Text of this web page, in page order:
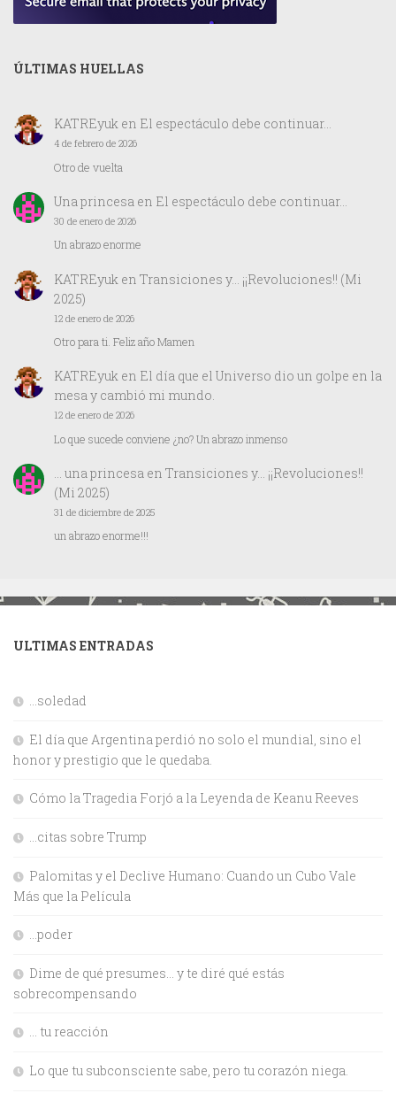
ÚLTIMAS HUELLAS
KATREyuken El espectáculo debe continuar…
4 de febrero de 2026
Otro de vuelta
Una princesaen El espectáculo debe continuar…
30 de enero de 2026
Un abrazo enorme
KATREyuk en Transiciones y… ¡¡Revoluciones!! (Mi
2025)
12 de enero de 2026
Otro para ti. Feliz año Mamen
KATREyuken El día que el Universo dio un golpe en la
mesa y cambió mi mundo.
12 de enero de 2026
Lo que sucede conviene ¿no? Un abrazo inmenso
… una princesaen Transiciones y… ¡¡Revoluciones!!
(Mi 2025)
31 de diciembre de 2025
un abrazo enorme!!!
ULTIMAS ENTRADAS
…soledad
El día que Argentina perdió no solo el mundial, sino el
honor y prestigio que le quedaba.
Cómo la Tragedia Forjó a la Leyenda de Keanu Reeves
…citas sobre Trump
Palomitas y el Declive Humano: Cuando un Cubo Vale
Más que la Película
…poder
Dime de qué presumes… y te diré qué estás
sobrecompensando
… tu reacción
Lo que tu subconsciente sabe, pero tu corazón niega.